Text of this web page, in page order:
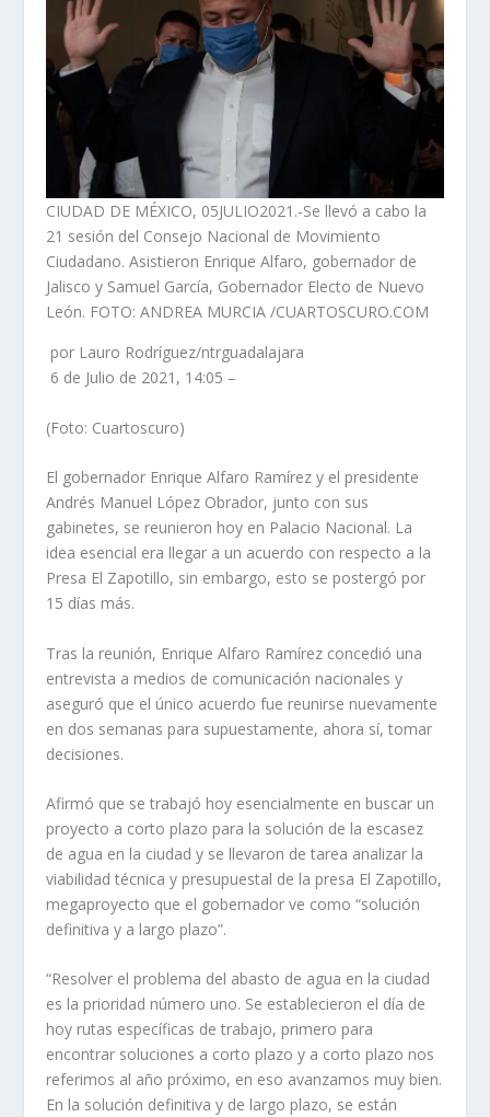
CIUDAD DE MÉXICO, 05JULIO2021.-Se llevó a cabo la
21 sesión del Consejo Nacional de Movimiento
Ciudadano. Asistieron Enrique Alfaro, gobernador de
Jalisco y Samuel García, Gobernador Electo de Nuevo
León. FOTO: ANDREA MURCIA /CUARTOSCURO.COM
por Lauro Rodríguez/ntrguadalajara
6 de Julio de 2021, 14:05 –
(Foto: Cuartoscuro)
El gobernador Enrique Alfaro Ramírez y el presidente
Andrés Manuel López Obrador, junto con sus
gabinetes, se reunieron hoy en Palacio Nacional. La
idea esencial era llegar a un acuerdo con respecto a la
Presa El Zapotillo, sin embargo, esto se postergó por
15 días más.
Tras la reunión, Enrique Alfaro Ramírez concedió una
entrevista a medios de comunicación nacionales y
aseguró que el único acuerdo fue reunirse nuevamente
en dos semanas para supuestamente, ahora sí, tomar
decisiones.
Afirmó que se trabajó hoy esencialmente en buscar un
proyecto a corto plazo para la solución de la escasez
de agua en la ciudad y se llevaron de tarea analizar la
viabilidad técnica y presupuestal de la presa El Zapotillo,
megaproyecto que el gobernador ve como “solución
definitiva y a largo plazo”.
“Resolver el problema del abasto de agua en la ciudad
es la prioridad número uno. Se establecieron el día de
hoy rutas específicas de trabajo, primero para
encontrar soluciones a corto plazo y a corto plazo nos
referimos al año próximo, en eso avanzamos muy bien.
En la solución definitiva y de largo plazo, se están